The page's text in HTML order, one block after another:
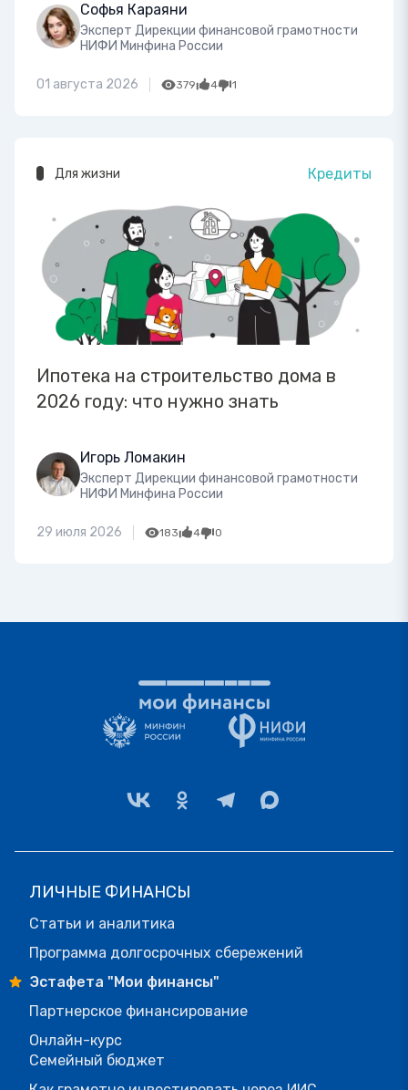
Софья Караяни
Эксперт Дирекции финансовой грамотности
НИФИ Минфина России
01 августа 2026 379 4 1
Для жизни Кредиты
Ипотека на строительство дома в
2026 году: что нужно знать
Игорь Ломакин
Эксперт Дирекции финансовой грамотности
НИФИ Минфина России
29 июля 2026 183 4 0
ЛИЧНЫЕ ФИНАНСЫ
Статьи и аналитика
Программа долгосрочных сбережений
Эстафета "Мои финансы"
Партнерское финансирование
Онлайн-курс
Семейный бюджет